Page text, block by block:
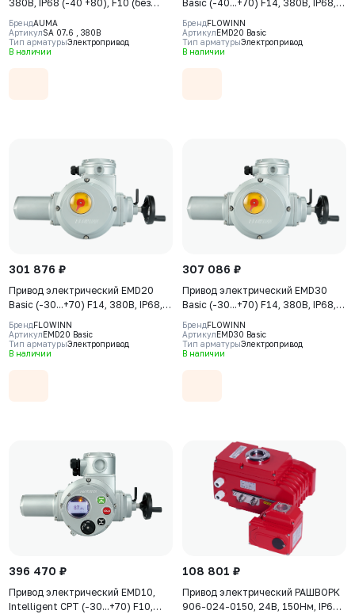
380В, IP68 (-40 +80), F10 (без
указателя положения)
БрендAUMA
АртикулSA 07.6 , 380В
Тип арматурыЭлектропривод
В наличии
Basic (-40...+70) F14, 380В, IP68,
S2-15min
БрендFLOWINN
АртикулEMD20 Basic
Тип арматурыЭлектропривод
В наличии
301 876 ₽
Привод электрический EMD20
Basic (-30...+70) F14, 380В, IP68,
S2-15min
БрендFLOWINN
АртикулEMD20 Basic
Тип арматурыЭлектропривод
В наличии
307 086 ₽
Привод электрический EMD30
Basic (-30...+70) F14, 380В, IP68,
S2-15min
БрендFLOWINN
АртикулEMD30 Basic
Тип арматурыЭлектропривод
В наличии
396 470 ₽
Привод электрический EMD10,
Intelligent CPT (-30...+70) F10,
108 801 ₽
Привод электрический РАШВОРК
906-024-0150, 24В, 150Нм, IP67,